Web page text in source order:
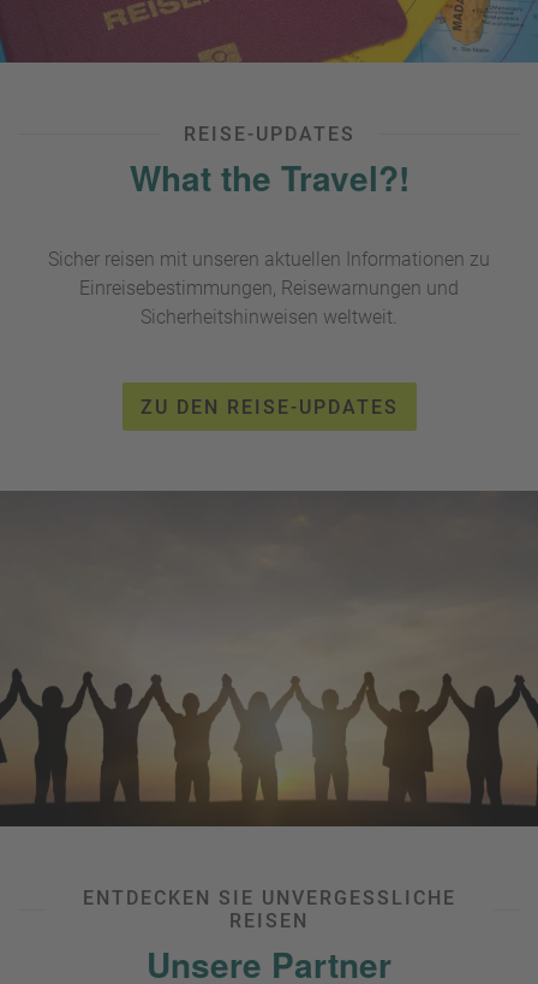
REISE-UPDATES
What the Travel?!
Sicher reisen mit unseren aktuellen Informationen zu
Einreisebestimmungen, Reisewarnungen und
Sicherheitshinweisen weltweit.
ZU DEN REISE-UPDATES
ENTDECKEN SIE UNVERGESSLICHE
REISEN
Unsere Partner